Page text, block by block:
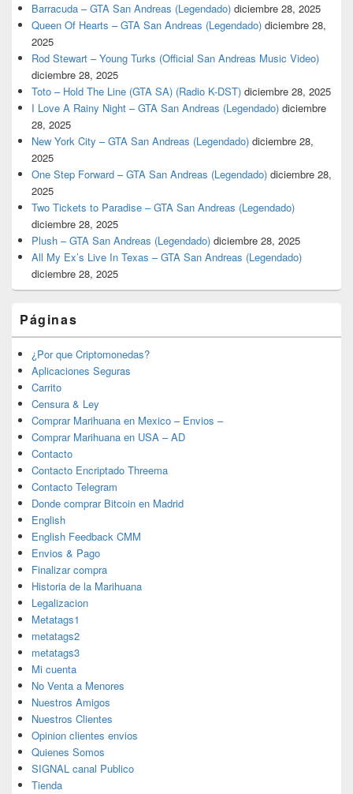
Barracuda – GTA San Andreas (Legendado) diciembre 28, 2025
Queen Of Hearts – GTA San Andreas (Legendado) diciembre 28,
2025
Rod Stewart – Young Turks (Official San Andreas Music Video)
diciembre 28, 2025
Toto – Hold The Line (GTA SA) (Radio K-DST) diciembre 28, 2025
I Love A Rainy Night – GTA San Andreas (Legendado) diciembre
28, 2025
New York City – GTA San Andreas (Legendado) diciembre 28,
2025
One Step Forward – GTA San Andreas (Legendado) diciembre 28,
2025
Two Tickets to Paradise – GTA San Andreas (Legendado)
diciembre 28, 2025
Plush – GTA San Andreas (Legendado) diciembre 28, 2025
All My Ex’s Live In Texas – GTA San Andreas (Legendado)
diciembre 28, 2025
Páginas
¿Por que Criptomonedas?
Aplicaciones Seguras
Carrito
Censura & Ley
Comprar Marihuana en Mexico – Envios –
Comprar Marihuana en USA – AD
Contacto
Contacto Encriptado Threema
Contacto Telegram
Donde comprar Bitcoin en Madrid
English
English Feedback CMM
Envios & Pago
Finalizar compra
Historia de la Marihuana
Legalizacion
Metatags1
metatags2
metatags3
Mi cuenta
No Venta a Menores
Nuestros Amigos
Nuestros Clientes
Opinion clientes envios
Quienes Somos
SIGNAL canal Publico
Tienda